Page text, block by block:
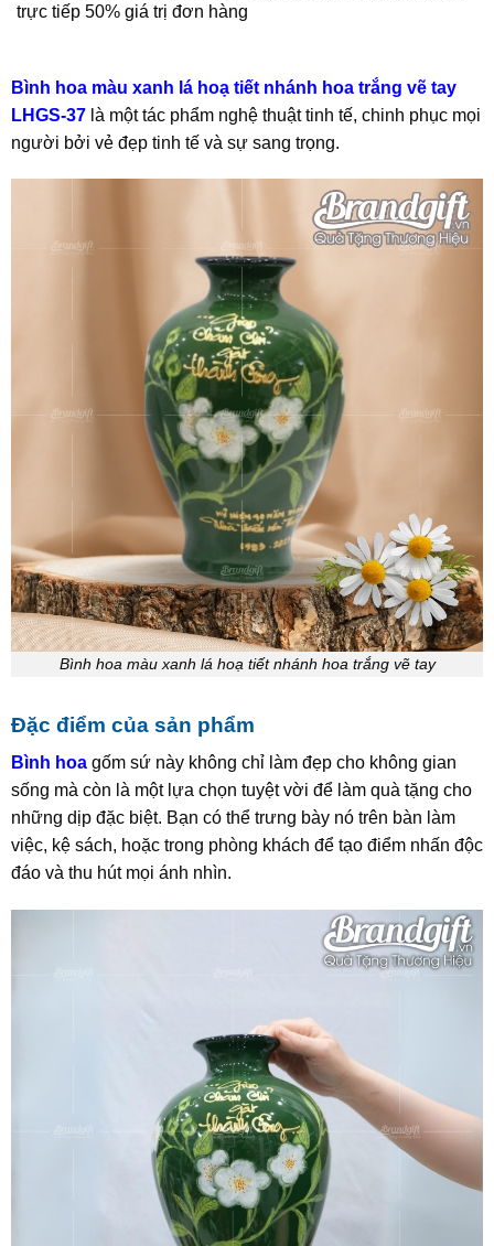
trực tiếp 50% giá trị đơn hàng
Bình hoa màu xanh lá hoạ tiết nhánh hoa trắng vẽ tay
LHGS-37là một tác phẩm nghệ thuật tinh tế, chinh phục mọi
người bởi vẻ đẹp tinh tế và sự sang trọng.
Bình hoa màu xanh lá hoạ tiết nhánh hoa trắng vẽ tay
Đặc điểm của sản phẩm
Bình hoagốm sứ này không chỉ làm đẹp cho không gian
sống mà còn là một lựa chọn tuyệt vời để làm quà tặng cho
những dịp đặc biệt. Bạn có thể trưng bày nó trên bàn làm
việc, kệ sách, hoặc trong phòng khách để tạo điểm nhấn độc
đáo và thu hút mọi ánh nhìn.